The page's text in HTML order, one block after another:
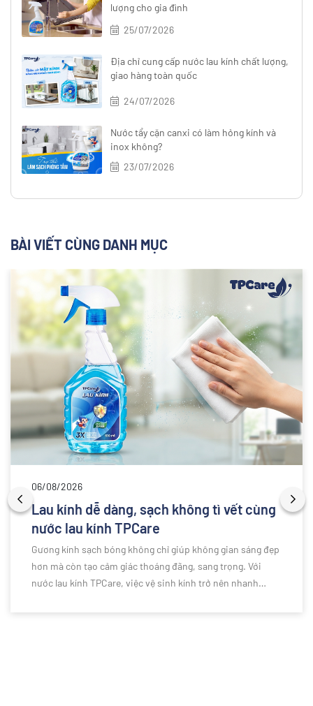
lượng cho gia đình
25/07/2026
Địa chỉ cung cấp nước lau kính chất lượng,
giao hàng toàn quốc
24/07/2026
Nước tẩy cặn canxi có làm hỏng kính và
inox không?
23/07/2026
BÀI VIẾT CÙNG DANH MỤC
06/08/2026
Lau kính dễ dàng, sạch không tì vết cùng
nước lau kính TPCare
Gương kính sạch bóng không chỉ giúp không gian sáng đẹp
hơn mà còn tạo cảm giác thoáng đãng, sang trọng. Với
nước lau kính TPCare, việc vệ sinh kính trở nên nhanh